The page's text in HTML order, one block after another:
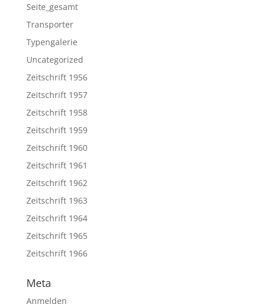
Seite_gesamt
Transporter
Typengalerie
Uncategorized
Zeitschrift 1956
Zeitschrift 1957
Zeitschrift 1958
Zeitschrift 1959
Zeitschrift 1960
Zeitschrift 1961
Zeitschrift 1962
Zeitschrift 1963
Zeitschrift 1964
Zeitschrift 1965
Zeitschrift 1966
Meta
Anmelden